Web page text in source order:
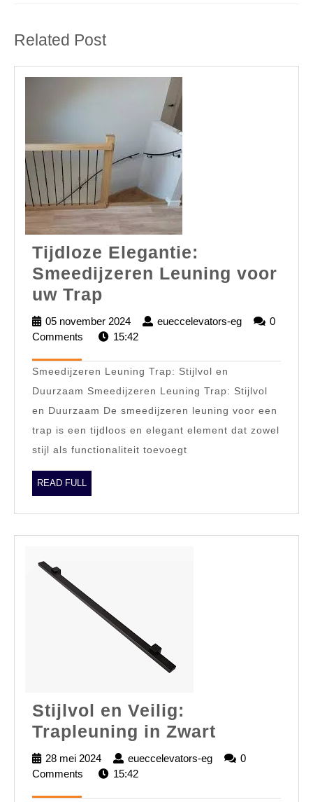
Related Post
Tijdloze Elegantie:
Smeedijzeren Leuning voor
uw Trap
Elegantie:
Smeedijzeren
Leuning
voor
uw
Trap
05 november 2024
05
november
eueccelevators-eg
0
Comments
15:42
Smeedijzeren Leuning Trap: Stijlvol en
Duurzaam Smeedijzeren Leuning Trap: Stijlvol
en Duurzaam De smeedijzeren leuning voor een
trap is een tijdloos en elegant element dat zowel
stijl als functionaliteit toevoegt
READ FULL
FULL
Stijlvol en Veilig:
Trapleuning in Zwart
en
28 mei 2024
28
mei
eueccelevators-eg
eueccelevators-
0
Comments
15:42